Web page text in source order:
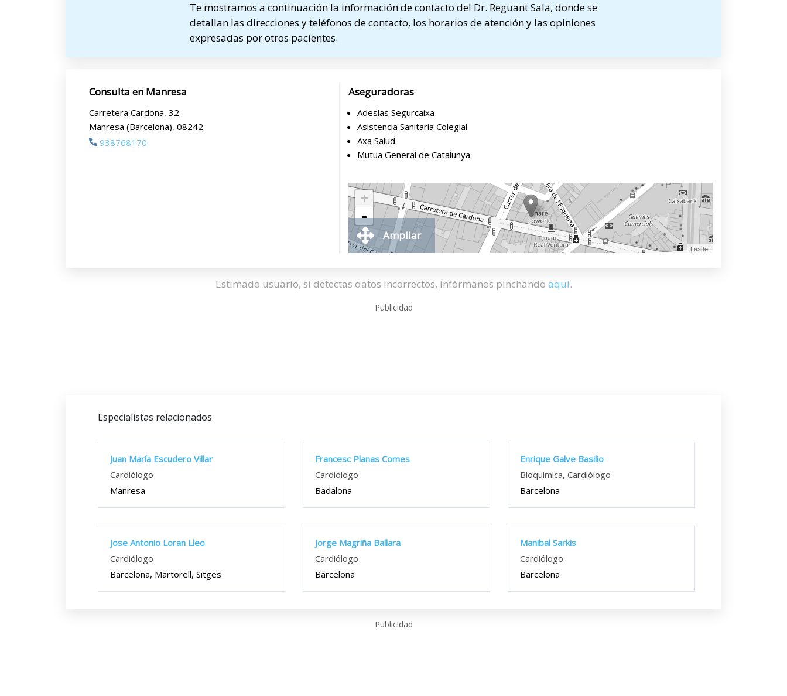
Te mostramos a continuación la información de contacto del Dr. Reguant Sala, donde se
detallan las direcciones y teléfonos de contacto, los horarios de atención y las opiniones
expresadas por otros pacientes.
Consulta en Manresa
Carretera Cardona, 32
Manresa (Barcelona), 08242
938768170
Aseguradoras
Adeslas Segurcaixa
Asistencia Sanitaria Colegial
Axa Salud
Mutua General de Catalunya
+
-
Leaflet
Ampliar
Estimado usuario, si detectas datos incorrectos, infórmanos pinchando aquí.
Publicidad
Especialistas relacionados
Juan María Escudero Villar
Cardiólogo
Manresa
Francesc Planas Comes
Cardiólogo
Badalona
Enrique Galve Basilio
Bioquímica, Cardiólogo
Barcelona
Jose Antonio Loran Lleo
Cardiólogo
Barcelona, Martorell, Sitges
Jorge Magriña Ballara
Cardiólogo
Barcelona
Manibal Sarkis
Cardiólogo
Barcelona
Publicidad